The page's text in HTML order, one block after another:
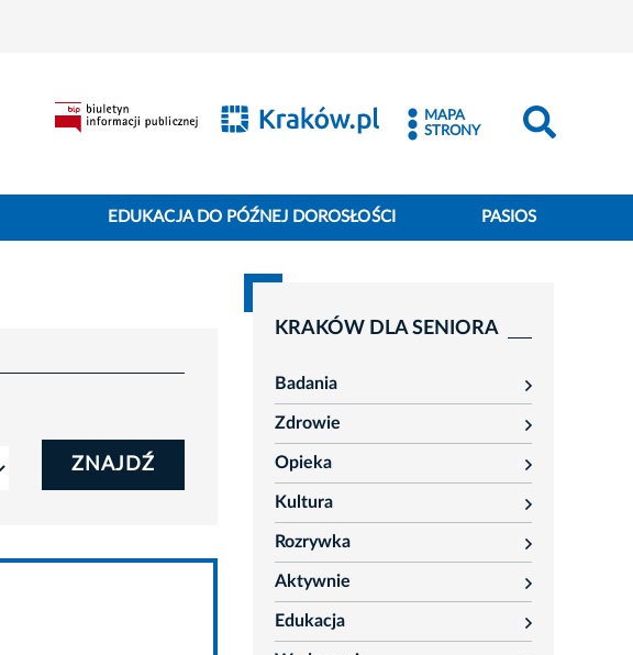
MAPA
STRONY
EDUKACJA DO PÓŹNEJ DOROSŁOŚCI PASIOS
ZNAJDŹ
KRAKÓW DLA SENIORA
Badania
rozwiń
Zdrowie
rozwiń
Opieka
rozwiń
Kultura
rozwiń
Rozrywka
rozwiń
Aktywnie
rozwiń
Edukacja
rozwiń